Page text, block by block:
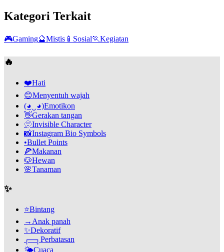
Kategori Terkait
🎮Gaming🔮Mistis 📱 Sosial🏃Kegiatan
🔥
❤️Hati
😊Menyentuh wajah
(◕‿◕)Emotikon
👋Gerakan tangan
🫥Invisible Character
📸Instagram Bio Symbols
•Bullet Points
🍕Makanan
🐶Hewan
🌸Tanaman
✨
⭐Bintang
→ Anak panah
✨Dekoratif
┌─┐ Perbatasan
🌤️Cuaca